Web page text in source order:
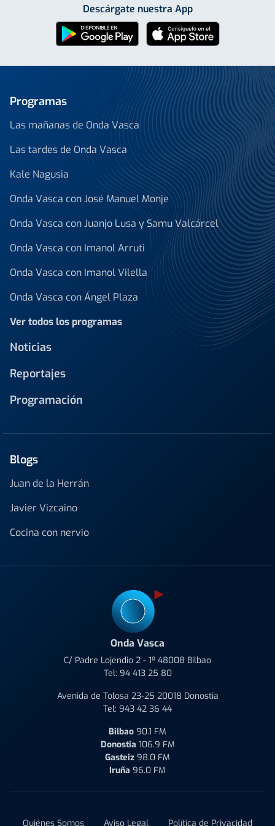
Descárgate nuestra App
Programas
Las mañanas de Onda Vasca
Las tardes de Onda Vasca
Kale Nagusia
Onda Vasca con José Manuel Monje
Onda Vasca con Juanjo Lusa y Samu Valcárcel
Onda Vasca con Imanol Arruti
Onda Vasca con Imanol Vilella
Onda Vasca con Ángel Plaza
Ver todos los programas
Noticias
Reportajes
Programación
Blogs
Juan de la Herrán
Javier Vizcaino
Cocina con nervio
Onda Vasca
C/ Padre Lojendio 2 - 1º 48008 Bilbao
Tel: 94 413 25 80
Avenida de Tolosa 23-25 20018 Donostia
Tel: 943 42 36 44
Bilbao 90.1 FM
Donostia 106.9 FM
Gasteiz 98.0 FM
Iruña 96.0 FM
Quiénes Somos Aviso Legal Política de Privacidad